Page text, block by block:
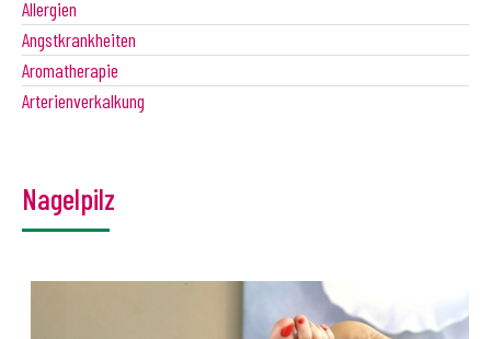
Allergien
Angstkrankheiten
Aromatherapie
Arterienverkalkung
Nagelpilz